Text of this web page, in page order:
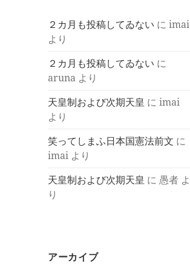
２カ月も投稿してゐない にimai
より
２カ月も投稿してゐない に
aruna より
天皇制および次期天皇 にimai
より
笑ってしまふ日本国憲法前文 に
imai より
天皇制および次期天皇 に 愚者 よ
り
アーカイブ